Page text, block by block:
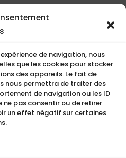
de navigation, nous
que les cookies pour stocker
des appareils. Le fait de
nous permettra de traiter des
de navigation ou les ID
ne pas consentir ou de retirer
un effet négatif sur certaines